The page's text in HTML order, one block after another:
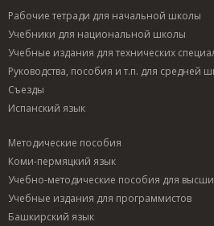
Рабочие тетради для начальной школы
Учебники для национальной школы
Учебные издания для технических
Руководства, пособия и т.п. для средней
Съезды
Испанский язык
Методические пособия
Коми-пермяцкий язык
Учебно-методические пособия для
Учебные издания для программистов
Башкирский язык